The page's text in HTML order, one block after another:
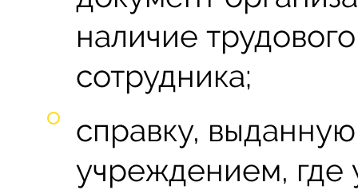
наличие
сотрудника;
справку,
учреждением, где